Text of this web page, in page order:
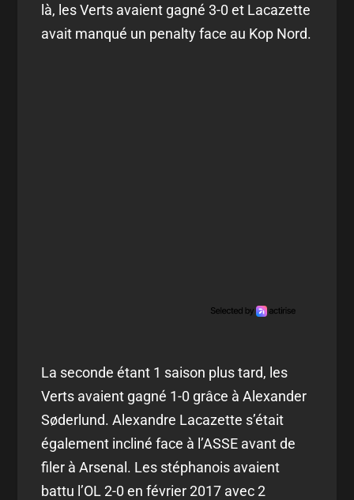
là, les Verts avaient gagné 3-0 et Lacazette
avait manqué un penalty face au Kop Nord.
La seconde étant 1 saison plus tard, les
Verts avaient gagné 1-0 grâce à Alexander
Søderlund. Alexandre Lacazette s’était
également incliné face à l’ASSE avant de
filer à Arsenal. Les stéphanois avaient
battu l’OL 2-0 en février 2017 avec 2